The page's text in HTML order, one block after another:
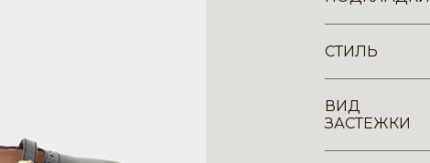
СТИЛЬ
ВИД
ЗАСТЕЖКИ